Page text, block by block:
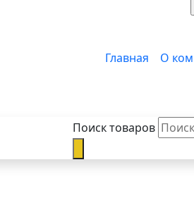
Главная О
Поиск товаров